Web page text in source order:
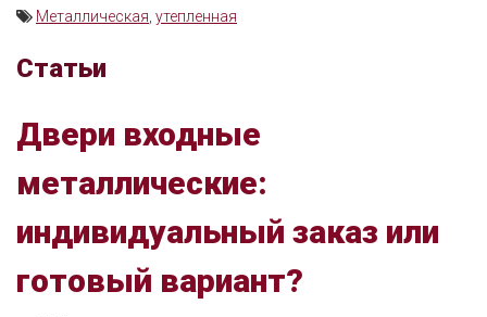
Металлическая утепленная
Статьи
Двери входные
металлические:
индивидуальный заказ или
готовый вариант?